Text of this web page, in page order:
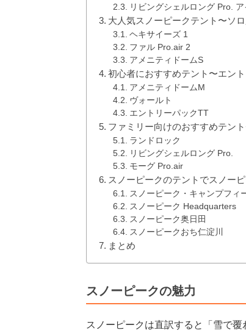
リビングシェルロング Pro.
大人気スノーピークテント〜ソ
ヘキサイーズ 1
ファル Pro.air 2
アメニティドームS
初心者におすすめテント〜エン
アメニティドームM
ヴォールト
エントリーパックTT
ファミリー向けのおすすめテン
ランドロック
リビングシェルロング Pro.
モーグ Pro.air
スノーピークのテントでスノー
スノーピーク・キャンプフィ
スノーピーク Headquarters
スノーピーク奥日田
スノーピークおち仁淀川
まとめ
スノーピークの魅力
スノーピークは直訳すると「雪で